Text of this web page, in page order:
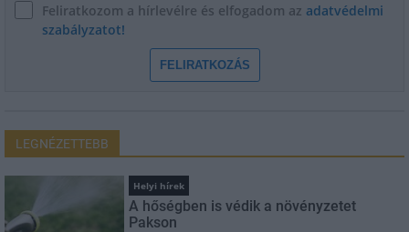
Feliratkozom a hírlevélre és elfogadom az adatvédelmi
szabályzatot!
FELIRATKOZÁS
LEGNÉZETTEBB
Helyi hírek
A hőségben is védik a növényzetet
Pakson